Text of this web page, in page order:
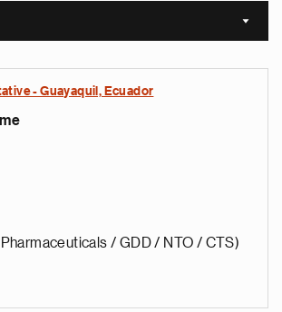
Sort
- Guayaquil, Ecuador
/ GDD / NTO / CTS)